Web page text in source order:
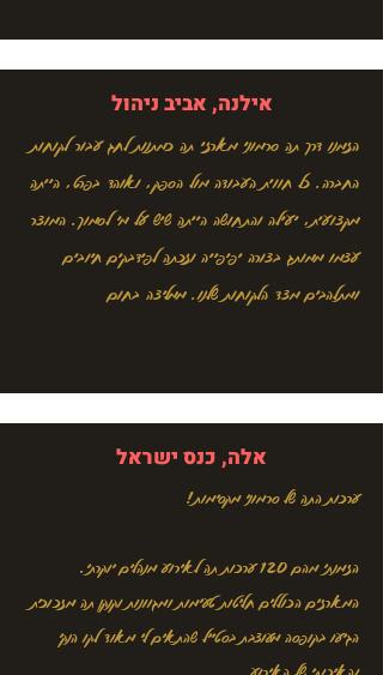
אילנה, אביב ניהול
הזמנו דרך תה סרמוני מארזי תה כמתנות לחג עבור לקוחות
החברה. כל חווית העבודה מול הספק, ואוהד בפרט, הייתה
מקצועית, יעילה והתחושה הייתה שיש על מי לסמוך. המוצר
עצמו ממותג בצורה יפיפייה וזכתה לפידבקים חיובים
ומתלהבים מצד הלקוחות שלנו. ממליצה בחום
אלה, כנס ישראל
ערכות התה של סרמוני מקסימות!
הזמנתי מהם 120 ערכות תה לאירוע מנהלים יוקרתי.
המארזים הכוללים חליטות טעימות ומגוונות וקנקן תה מזכוכית
הגיעו בקופסה מעוצבת בסטייל שהתאים לי מאוד לקו הנקי